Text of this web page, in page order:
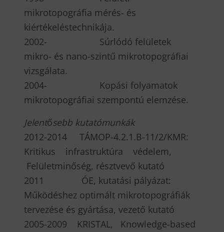
mikrotopográfia mérés- és
kiértékeléstechnikája.
2002- Súrlódó felületek
mikro- és nano-szintű mikrotopográfiai
vizsgálata.
2004- Kopási folyamatok
mikrotopográfiai szempontú elemzése.
Jelentősebb kutatómunkák
2012-2014 TÁMOP-4.2.1.B-11/2/KMR:
Kritikus infrastruktúra védelem,
Felületminőség, résztvevő kutató
2011 ÓE, kutatási pályázat:
Működéshez optimált mikrotopográfiák
tervezése és gyártása, vezető kutató
2005-2009 KRISTAL, Knowledge-based